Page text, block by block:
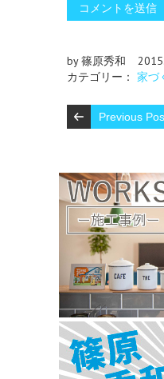
by 篠原秀和
カテゴリー： 家づ
Previous